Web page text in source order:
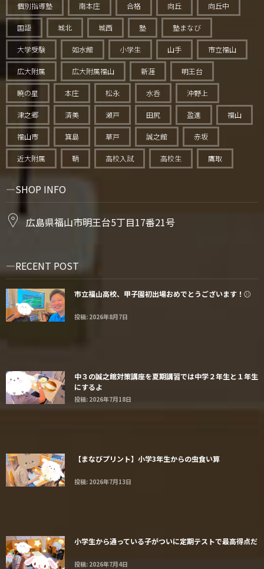
個別指導塾 南本庄 合格 向丘 向丘中
国語 城北 城西 塾 塾まなび
大学受験 如水館 小学生 山手 市立福山
広大附属 広大附属福山 新涯 明王台
暁の星 本庄 松永 水呑 沖野上
津之郷 済美 瀬戸 田尻 盈進 福山
福山市 箕島 草戸 誠之館 赤坂
近大附属 鞆 高校入試 高校生 鷹取
SHOP INFO
広島県福山市明王台5丁目17番21号
RECENT POST
市立福山高校、甲子園初出場おめでとうございます！⚾️
投稿: 2026年8月7日
中３の誠之館対策講座を夏期講習では中学２年生と１年生
にするよ
投稿: 2026年7月18日
【まなびプリント】小学3年生からの虫食い算
投稿: 2026年7月13日
小学生から通っている子がついに定期テストで最高得点だ
投稿: 2026年7月4日